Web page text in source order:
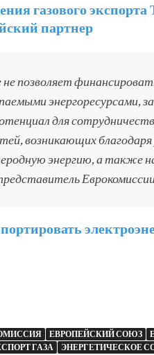
газового
партнер
не позволяет
для
возникающих
энергию, а также
ЕВРОПЕЙСКИЙ СОЮЗ
ГАЗА ЭНЕРГЕТИЧЕСКОЕ